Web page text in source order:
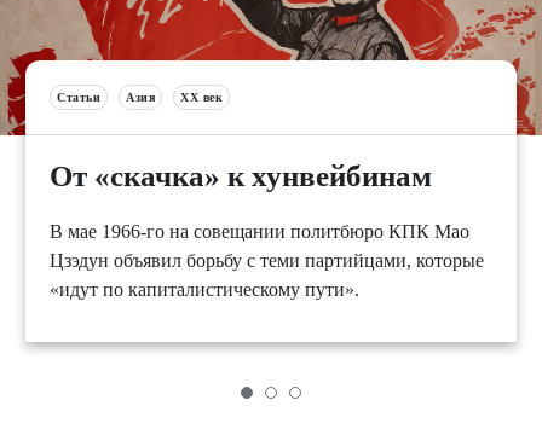
Статьи Азия XX век
От «скачка» к хунвейбинам
В мае 1966-го на совещании политбюро КПК Мао
Цзэдун объявил борьбу с теми партийцами, которые
«идут по капиталистическому пути».